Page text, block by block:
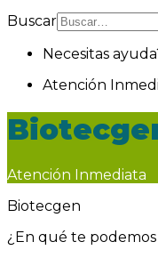
Buscar
Necesitas
Atención
Atención Inmediata
Biotecgen
¿En qué te podemos